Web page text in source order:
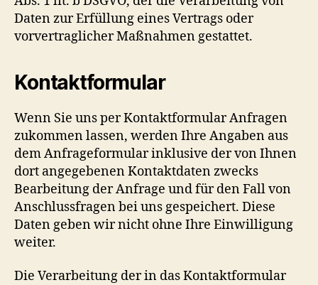
Daten zur Erfüllung eines Vertrags oder
vorvertraglicher Maßnahmen gestattet.
Kontaktformular
Wenn Sie uns per Kontaktformular Anfragen
zukommen lassen, werden Ihre Angaben aus
dem Anfrageformular inklusive der von Ihnen
dort angegebenen Kontaktdaten zwecks
Bearbeitung der Anfrage und für den Fall von
Anschlussfragen bei uns gespeichert. Diese
Daten geben wir nicht ohne Ihre Einwilligung
weiter.
Die Verarbeitung der in das Kontaktformular